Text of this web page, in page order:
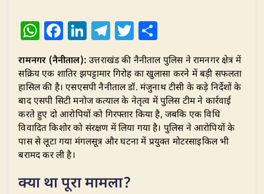
W
h
at
s
A
p
p
F
a
c
e
b
o
o
k
Li
k
e
dI
n
T
el
e
g
ra
m
T
w
it
te
r
h
ar
e
रामनगर (नैनीताल): उत्तराखंड की नैनीताल पुलिस ने रामनगर क्षेत्र में
सक्रिय एक शातिर झपट्टामार गिरोह का खुलासा करने में बड़ी सफलता
हासिल की है। एसएसपी नैनीताल डॉ. मंजुनाथ टीसी के कड़े निर्देशों के
बाद एसपी सिटी मनोज कत्याल के नेतृत्व में पुलिस टीम ने कार्रवाई
करते हुए दो आरोपियों को गिरफ्तार किया है, जबकि एक विधि
विवादित किशोर को संरक्षण में लिया गया है। पुलिस ने आरोपियों के
पास से लूटा गया मंगलसूत्र और घटना में प्रयुक्त मोटरसाइकिल भी
बरामद कर ली है।
​क्या था पूरा मामला?